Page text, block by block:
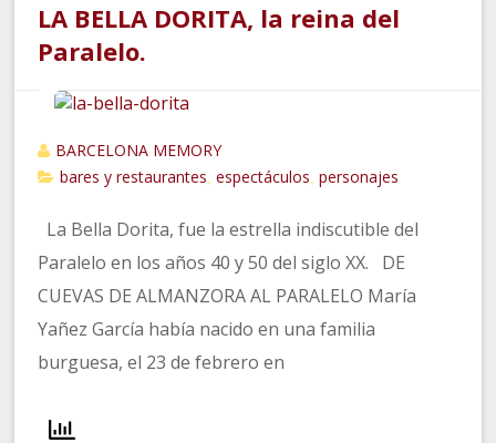
LA BELLA DORITA, la reina del
Paralelo.
BARCELONA MEMORY
bares y restaurantes
,espectáculos ,personajes
La Bella Dorita, fue la estrella indiscutible del
Paralelo en los años 40 y 50 del siglo XX. DE
CUEVAS DE ALMANZORA AL PARALELO María
Yañez García había nacido en una familia
burguesa, el 23 de febrero en